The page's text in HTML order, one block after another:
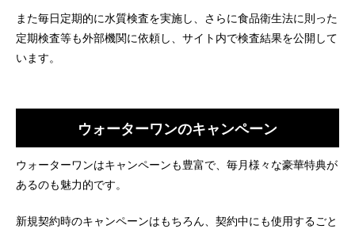
また毎日定期的に水質検査を実施し、さらに食品衛生法に則った
定期検査等も外部機関に依頼し、サイト内で検査結果を公開して
います。
ウォーターワンのキャンペーン
ウォーターワンはキャンペーンも豊富で、毎月様々な豪華特典が
あるのも魅力的です。
新規契約時のキャンペーンはもちろん、契約中にも使用するごと